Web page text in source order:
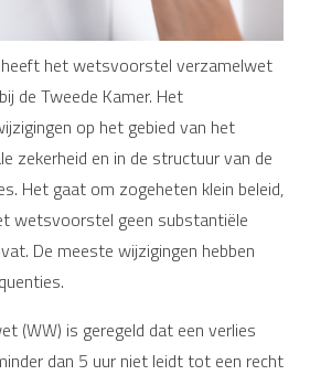
het wetsvoorstel verzamelwet
de Tweede Kamer. Het
op het gebied van het
zekerheid en in de structuur van de
Het gaat om zogeheten klein beleid,
wetsvoorstel geen substantiële
De meeste wijzigingen hebben
(WW) is geregeld dat een verlies
dan 5 uur niet leidt tot een recht